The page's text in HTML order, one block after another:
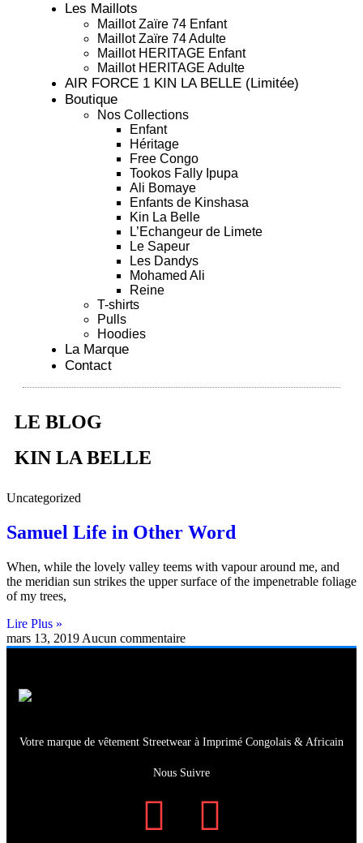
Les Maillots
Maillot Zaïre 74 Enfant
Maillot Zaïre 74 Adulte
Maillot HERITAGE Enfant
Maillot HERITAGE Adulte
AIR FORCE 1 KIN LA BELLE (Limitée)
Boutique
Nos Collections
Enfant
Héritage
Free Congo
Tookos Fally Ipupa
Ali Bomaye
Enfants de Kinshasa
Kin La Belle
L’Echangeur de Limete
Le Sapeur
Les Dandys
Mohamed Ali
Reine
T-shirts
Pulls
Hoodies
La Marque
Contact
LE BLOG
KIN LA BELLE
Uncategorized
Samuel Life in Other Word
When, while the lovely valley teems with vapour around me, and
the meridian sun strikes the upper surface of the impenetrable foliage
of my trees,
Lire Plus »
mars 13, 2019 Aucun commentaire
Votre marque de vêtement Streetwear à Imprimé Congolais & Africain
Nous Suivre